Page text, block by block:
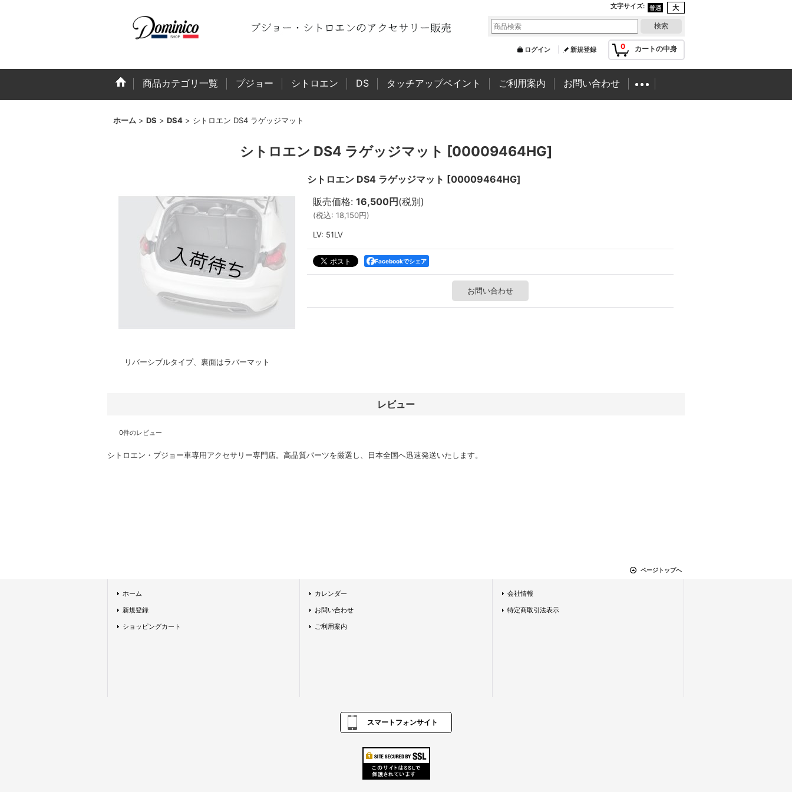
文字サイズ:
0 カートの中身
ログイン 新規登録
商品カテゴリ一覧 プジョー シトロエン DS タッチアップペイント ご利用案内 お問い合わせ
ホーム > DS > DS4 > シトロエン DS4 ラゲッジマット
シトロエン DS4 ラゲッジマット [00009464HG]
シトロエン DS4 ラゲッジマット [00009464HG]
販売価格: 16,500円 (税別)
(税込: 18,150円)
LV: 51LV
Facebookでシェア
お問い合わせ
リバーシブルタイプ、裏面はラバーマット
レビュー
0件のレビュー
シトロエン・プジョー車専用アクセサリー専門店。高品質パーツを厳選し、日本全国へ迅速発送いたします。
ページトップへ
ホーム
新規登録
ショッピングカート
カレンダー
お問い合わせ
ご利用案内
会社情報
特定商取引法表示
スマートフォンサイト